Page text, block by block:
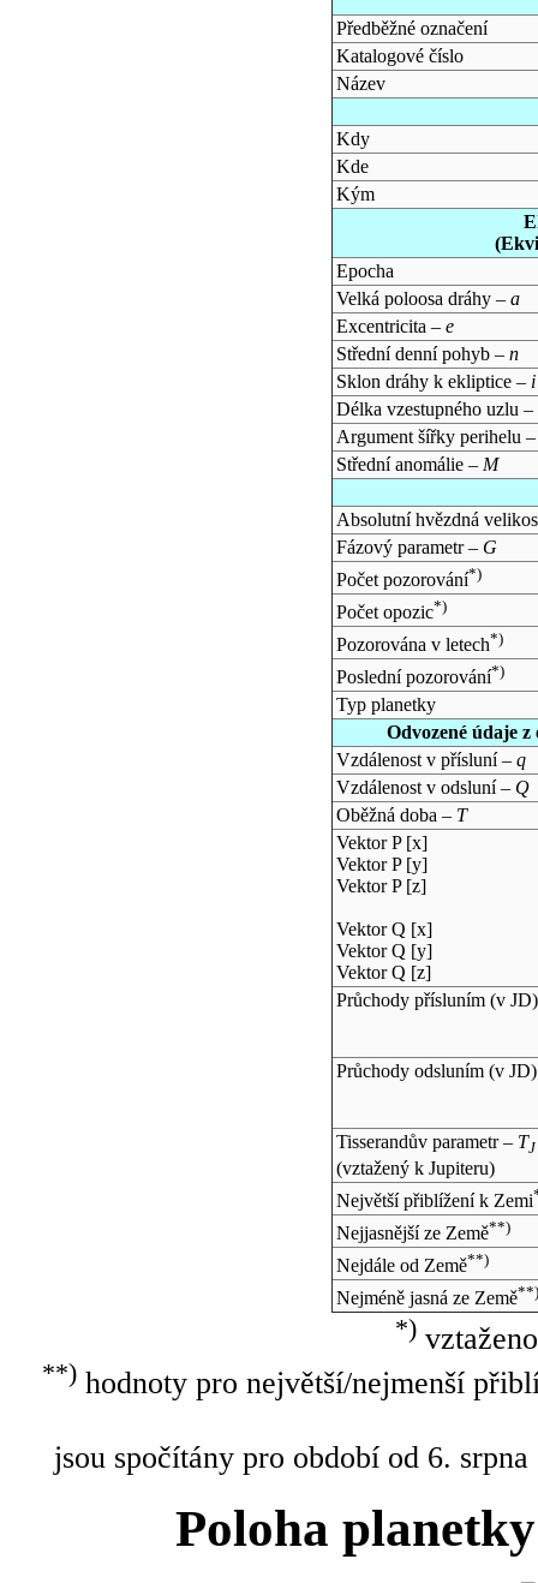
Předběžné označení
Katalogové číslo
Název
Kdy
Kde
Kým
Epocha
Velká poloosa dráhy – a
Excentricita – e
Střední denní pohyb – n
Sklon dráhy k ekliptice – i
Délka vzestupného uzlu –
Argument šířky perihelu
Střední anomálie – M
Absolutní hvězdná
Fázový parametr – G
Počet pozorování*)
Počet opozic*)
Pozorována v letech*)
Poslední pozorování*)
Typ planetky
Odvozené údaje
Vzdálenost v přísluní – q
Vzdálenost v odsluní – Q
Oběžná doba – T
Vektor P [x]
Vektor P [y]
Vektor P [z]
Vektor Q [x]
Vektor Q [y]
Vektor Q [z]
Průchody přísluním (v JD)
Průchody odsluním (v JD)
Tisserandův parametr – TJ
(vztažený k Jupiteru)
Největší přiblížení k Zemi
Nejjasnější ze Země**)
Nejdále od Země**)
Nejméně jasná ze Země**)
*)
**)hodnoty pro největší/nejmenší
jsou spočítány pro období od 6.
Poloha